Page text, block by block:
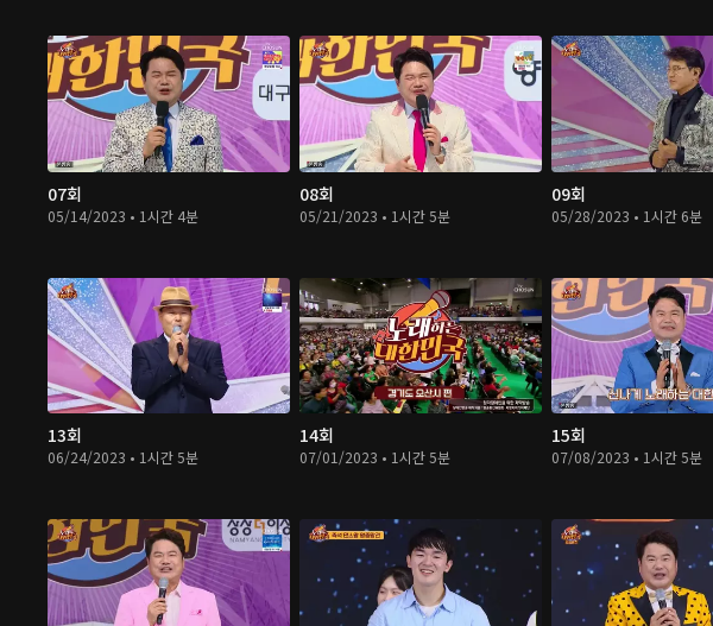
07회
05/14/2023 • 1시간 4분
08회
05/21/2023 • 1시간 5분
09회
05/28/2023 • 1시간 6분
13회
06/24/2023 • 1시간 5분
14회
07/01/2023 • 1시간 5분
15회
07/08/2023 • 1시간 5분